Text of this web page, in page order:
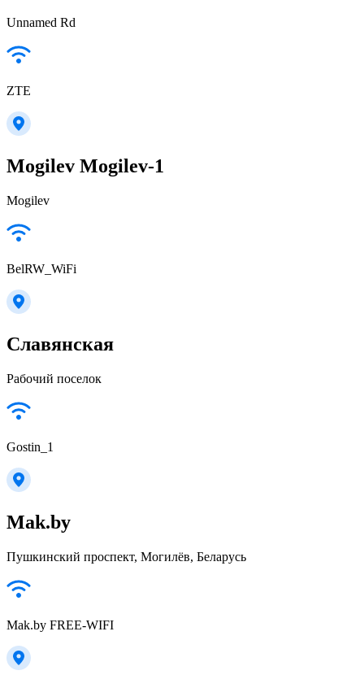
Unnamed Rd
ZTE
Mogilev Mogilev-1
Mogilev
BelRW_WiFi
Славянская
Рабочий поселок
Gostin_1
Mak.by
Пушкинский проспект, Могилёв, Беларусь
Mak.by FREE-WIFI